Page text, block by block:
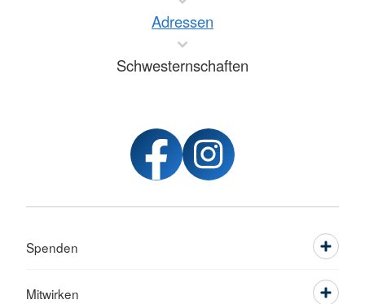
Adressen
Schwesternschaften
Spenden
Mitwirken